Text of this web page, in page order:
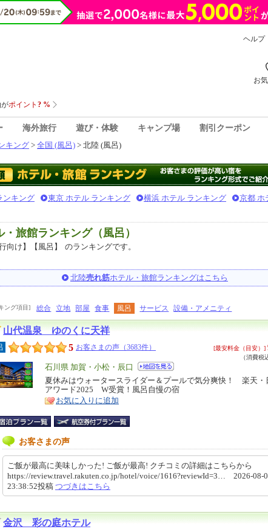
ヘルプ
お
海外旅行 遊び・体験 キャンプ場 割引クーポン
キング > 全国 (風呂) > 北陸 (風呂)
ンキング 東京 ホテル ランキング 横浜 ホテル ランキング 京都 ホ
旅館ランキング（風呂）
向け】【風呂】
のランキングです。
北陸売れ筋ホテル・旅館ランキングはこちら
ング項目] 総合 立地 部屋 食事 風呂 サービス 設備・アメニティ
山代温泉 ゆのくに天祥
5 お客さまの声（3683件） [最安料金（目安）]
（消費税
エ
リ
ア
石川県 加賀・小松・辰口
特
徴
夏休みはウォータースライダー＆プールで気分爽快！ 楽天・
アワード2025 W受賞！風呂自慢の宿
お気に入りに追加
お客さまの声
ご飯が最高に美味しかった! ご飯が最高! クチコミの詳細はこちらから
https://review.travel.rakuten.co.jp/hotel/voice/1616?reviewId=3… 2026-08-
23:38:52投稿 つづきはこちら
金沢 彩の庭ホテル